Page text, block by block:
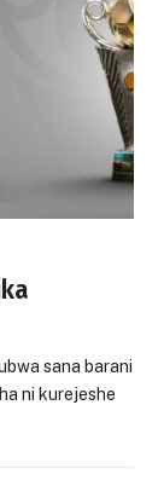
sana barani
ni kurejeshe